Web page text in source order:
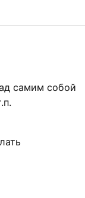
самим собой